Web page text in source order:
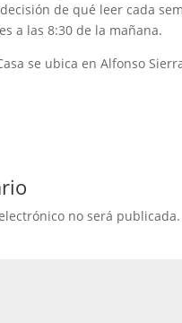
de qué leer cada
a las 8:30 de la mañana.
se ubica en Alfonso
no será publicada.